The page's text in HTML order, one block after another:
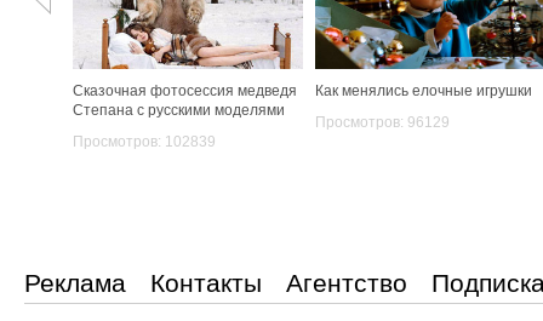
Сказочная фотосессия медведя
Степана с русскими моделями
Просмотров: 102839
Как менялись елочные игрушки
Просмотров: 96129
Реклама Контакты Агентство